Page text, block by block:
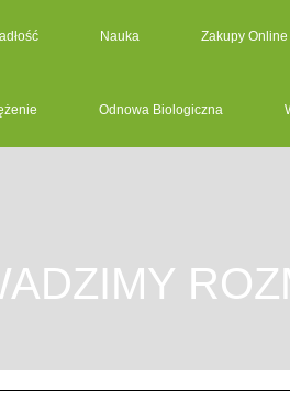
Nauka Zakupy Online
Odnowa Biologiczna